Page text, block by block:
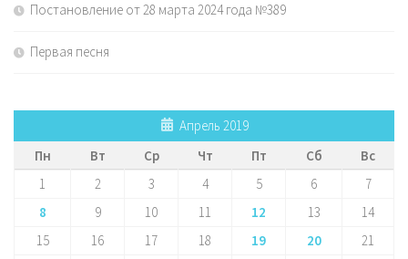
Постановление от 28 марта 2024 года №389
Первая песня
Апрель 2019
Пн
Вт Ср Чт Пт Сб
Вс
1
2 3 4 5 6
7
8
9 10 11 12 13
14
15
16 17 18 19 20
21